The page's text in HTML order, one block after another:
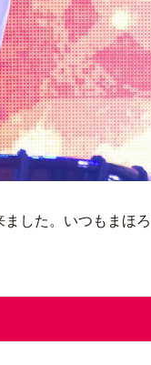
した。いつもまほ